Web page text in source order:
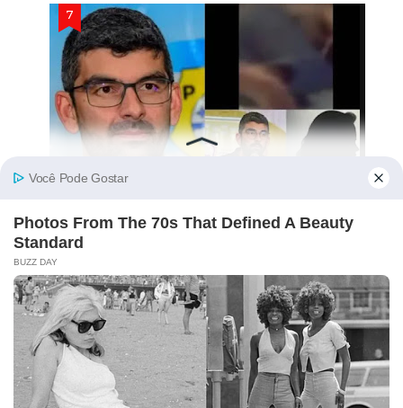
Suposto Vídeo Ínt!m0 Divulgado Nas Redes
Sociais